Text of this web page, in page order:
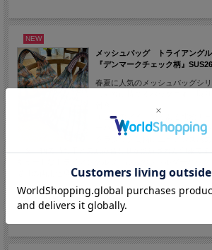
NEW
メッシュバッグ トライアング
『デンマークチェック柄』
春夏に人気のメッシュバッグシ
エピスのアイコンである北欧チ
ーパレットでアップデートした
提げの両用仕様で、タウンにもリゾートにも活躍します
価格： 20,900円(税込)